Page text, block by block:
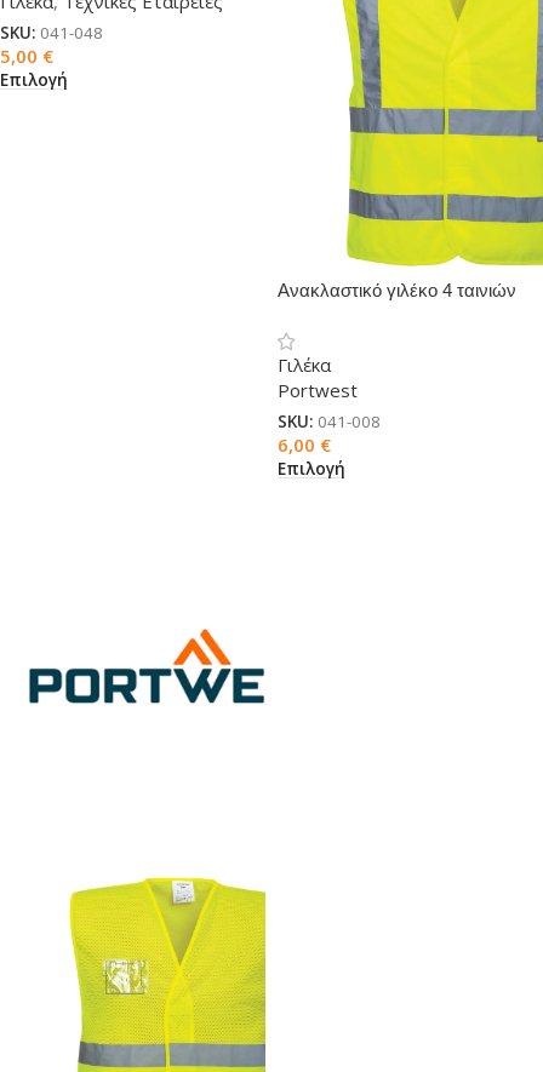
SKU: 041-048
5,00 €
Επιλογή
Ανακλαστικό γιλέκο 4 ταινιών
Γιλέκα
Portwest
SKU: 041-008
6,00 €
Επιλογή